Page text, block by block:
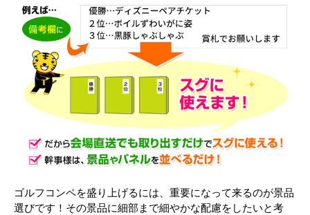
ゴルフコンペを盛り上げるには、重要になって来るのが景品
選びです！その景品に細部まで細やかな配慮をしたいと考